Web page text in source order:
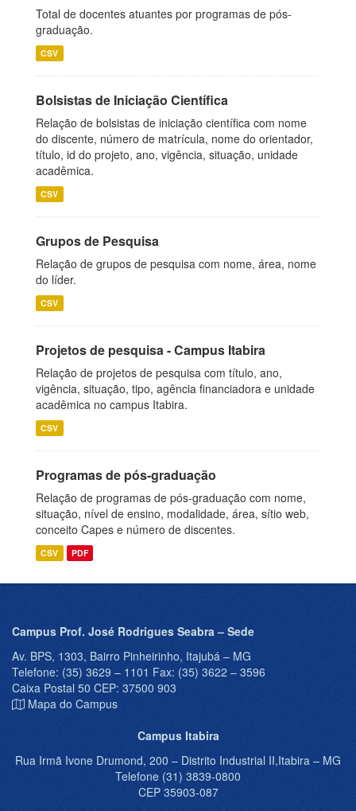
Total de docentes atuantes por programas de pós-
graduação.
CSV
Bolsistas de Iniciação Científica
Relação de bolsistas de iniciação científica com nome
do discente, número de matrícula, nome do orientador,
título, id do projeto, ano, vigência, situação, unidade
acadêmica.
CSV
Grupos de Pesquisa
Relação de grupos de pesquisa com nome, área, nome
do líder.
CSV
Projetos de pesquisa - Campus Itabira
Relação de projetos de pesquisa com título, ano,
vigência, situação, tipo, agência financiadora e unidade
acadêmica no campus Itabira.
CSV
Programas de pós-graduação
Relação de programas de pós-graduação com nome,
situação, nível de ensino, modalidade, área, sítio web,
conceito Capes e número de discentes.
CSV PDF
Campus Prof. José Rodrigues Seabra – Sede
Av. BPS, 1303, Bairro Pinheirinho, Itajubá – MG
Telefone: (35) 3629 – 1101 Fax: (35) 3622 – 3596
Caixa Postal 50 CEP: 37500 903
Mapa do Campus
Campus Itabira
Rua Irmã Ivone Drumond, 200 – Distrito Industrial II,Itabira – MG
Telefone (31) 3839-0800
CEP 35903-087